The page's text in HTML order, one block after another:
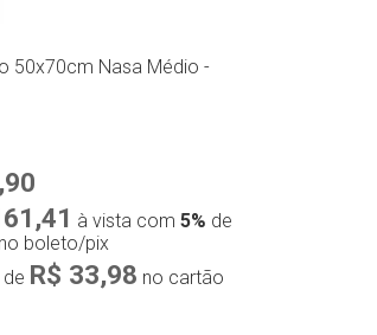
50x70cm Nasa Médio -
à vista com5% de
boleto/pix
de R$ 33,98 no cartão